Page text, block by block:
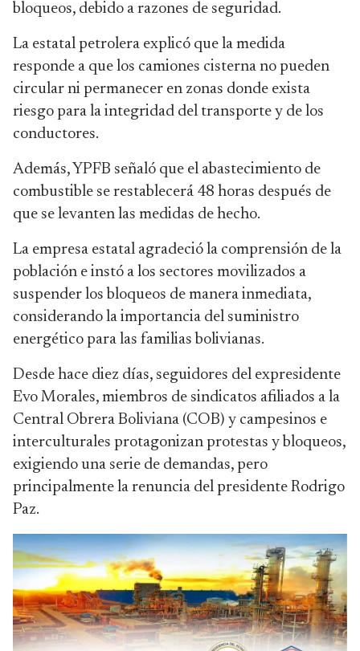
bloqueos, debido a razones de seguridad.
La estatal petrolera explicó que la medida
responde a que los camiones cisterna no pueden
circular ni permanecer en zonas donde exista
riesgo para la integridad del transporte y de los
conductores.
Además, YPFB señaló que el abastecimiento de
combustible se restablecerá 48 horas después de
que se levanten las medidas de hecho.
La empresa estatal agradeció la comprensión de la
población e instó a los sectores movilizados a
suspender los bloqueos de manera inmediata,
considerando la importancia del suministro
energético para las familias bolivianas.
Desde hace diez días, seguidores del expresidente
Evo Morales, miembros de sindicatos afiliados a la
Central Obrera Boliviana (COB) y campesinos e
interculturales protagonizan protestas y bloqueos,
exigiendo una serie de demandas, pero
principalmente la renuncia del presidente Rodrigo
Paz.